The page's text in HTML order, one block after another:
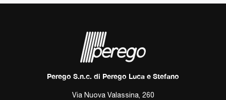
Perego S.n.c. di Perego Luca e Stefano
Via Nuova Valassina, 260